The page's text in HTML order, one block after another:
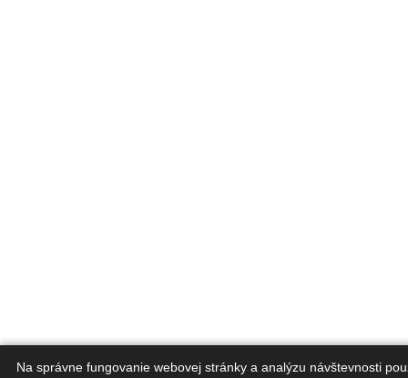
Na správne fungovanie webovej stránky a analýzu návštevnosti